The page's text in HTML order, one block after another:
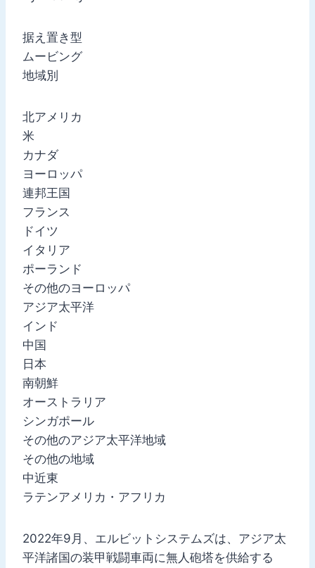
据え置き型
ムービング
地域別
北アメリカ
米
カナダ
ヨーロッパ
連邦王国
フランス
ドイツ
イタリア
ポーランド
その他のヨーロッパ
アジア太平洋
インド
中国
日本
南朝鮮
オーストラリア
シンガポール
その他のアジア太平洋地域
その他の地域
中近東
ラテンアメリカ・アフリカ
2022年9月、エルビットシステムズは、アジア太
平洋諸国の装甲戦闘車両に無人砲塔を供給する